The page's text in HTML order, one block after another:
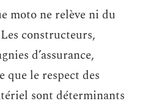
moto ne relève ni du
constructeurs,
d’assurance,
que le respect des
sont déterminants